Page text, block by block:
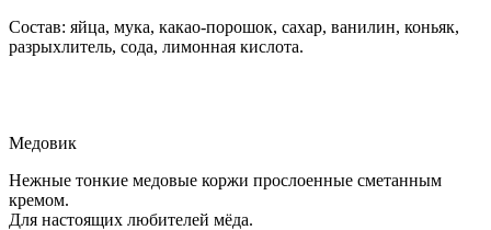
Состав: яйца, мука, какао-порошок, сахар, ванилин, коньяк,
разрыхлитель, сода, лимонная кислота.
Медовик
Нежные тонкие медовые коржи прослоенные сметанным
кремом.
Для настоящих любителей мёда.